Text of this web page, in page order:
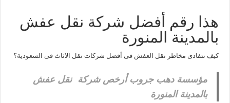
هذا رقم أفضل شركة نقل عفش
بالمدينة المنورة
كيف نتفادى مخاطر نقل العفش فى أفضل شركات نقل الاثاث فى السعودية؟
مؤسسة دهب جروب أرخص شركة نقل عفش
بالمدينة المنورة